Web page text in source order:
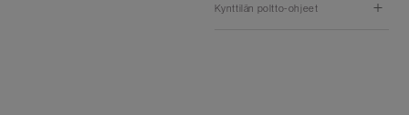
Kynttilän poltto-ohjeet